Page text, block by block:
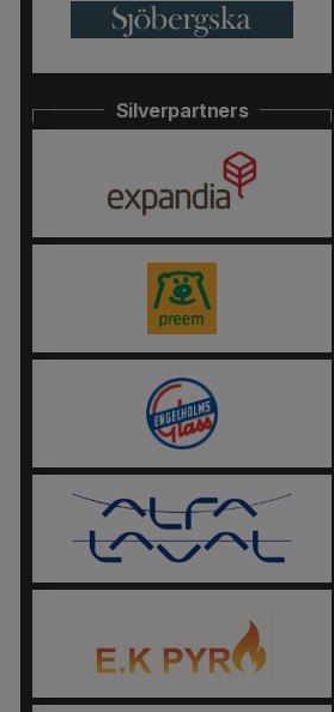
Silverpartners